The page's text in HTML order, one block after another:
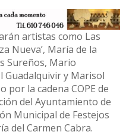
artistas como Las
Nueva’, María de la
Sureños, Mario
Guadalquivir y Marisol
por la cadena COPE de
del Ayuntamiento de
Municipal de Festejos
del Carmen Cabra.